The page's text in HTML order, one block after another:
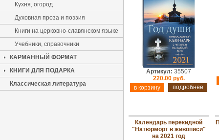
Кухня, огород
Духовная проза и поэзия
Книги на церковно-славянском языке
Учебники, справочники
КАРМАННЫЙ ФОРМАТ
КНИГИ ДЛЯ ПОДАРКА
Классическая литература
Артикул: 35507
220.00 руб.
подробнее
Календарь перекидной
"Натюрморт в живописи"
на 2021 год